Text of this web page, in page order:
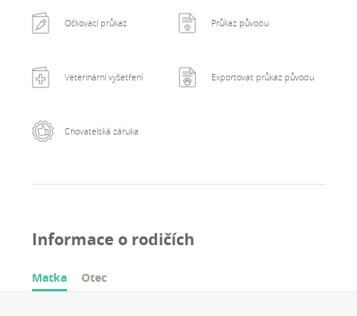
Očkovací průkaz Průkaz původu
Veterinární vyšetření Exportovat průkaz původu
Chovatelská záruka
Informace o rodičích
Matka Otec